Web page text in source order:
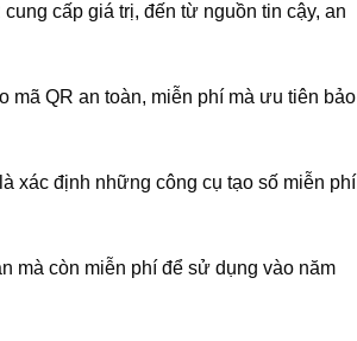
cấp giá trị, đến từ nguồn tin cậy, an
mã QR an toàn, miễn phí mà ưu tiên bảo
xác định những công cụ tạo số miễn phí
mà còn miễn phí để sử dụng vào năm